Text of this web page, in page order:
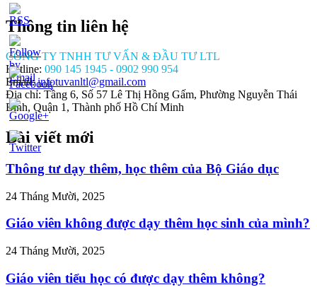
xin-
Thông tin liên hệ
CÔNG TY TNHH TƯ VẤN & ĐẦU TƯ LTL
Hotline: 090 145 1945 - 0902 990 954
Email:infotuvanltl@gmail.com
Địa chỉ: Tầng 6, Số 57 Lê Thị Hồng Gấm, Phường Nguyễn Thái
Bình, Quận 1, Thành phố Hồ Chí Minh
Bài viết mới
Thông tư dạy thêm, học thêm của Bộ Giáo dục
24 Tháng Mười, 2025
Giáo viên không được dạy thêm học sinh của mình?
24 Tháng Mười, 2025
Giáo viên tiểu học có được dạy thêm không?